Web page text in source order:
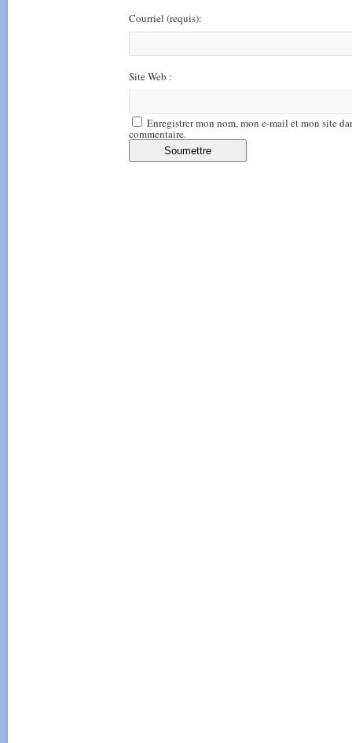
Courriel (requis):
Site Web :
Enregistrer mon nom, mon e-mail et mon site
commentaire.